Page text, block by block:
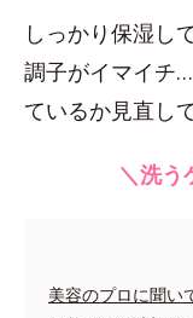
しっかり保湿し
調子がイマイチ
ているか見直し
＼洗う
美容のプロに聞い